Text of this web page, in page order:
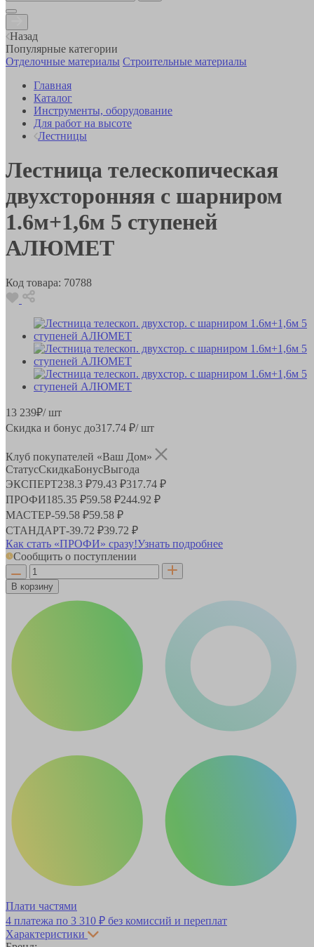
Назад
Популярные категории
Отделочные материалы Строительные материалы
Главная
Каталог
Инструменты, оборудование
Для работ на высоте
Лестницы
Лестница телескопическая
двухсторонняя с шарниром
1.6м+1,6м 5 ступеней
АЛЮМЕТ
Код товара: 70788
13 239₽/ шт
Скидка и бонус до317.74 ₽/ шт
Клуб покупателей «Ваш Дом»
СтатусСкидкаБонусВыгода
ЭКСПЕРТ238.3 ₽79.43 ₽317.74 ₽
ПРОФИ185.35 ₽59.58 ₽244.92 ₽
МАСТЕР-59.58 ₽59.58 ₽
СТАНДАРТ-39.72 ₽39.72 ₽
Как стать «ПРОФИ» сразу!Узнать подробнее
Сообщить о поступлении
В корзину
Плати частями
4 платежа по 3 310 ₽ без комиссий и переплат
Характеристики